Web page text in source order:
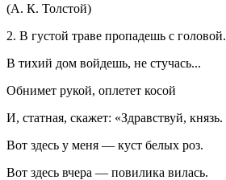
(А. К. Толстой)
2. В густой траве пропадешь с головой.
В тихий дом войдешь, не стучась...
Обнимет рукой, оплетет косой
И, статная, скажет: «Здравствуй, князь.
Вот здесь у меня — куст белых роз.
Вот здесь вчера — повилика вилась.